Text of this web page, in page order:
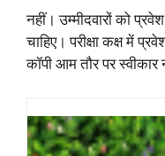
नहीं। उम्मीदवारों को
चाहिए। परीक्षा कक्ष में
कॉपी आम तौर पर स्वीकार